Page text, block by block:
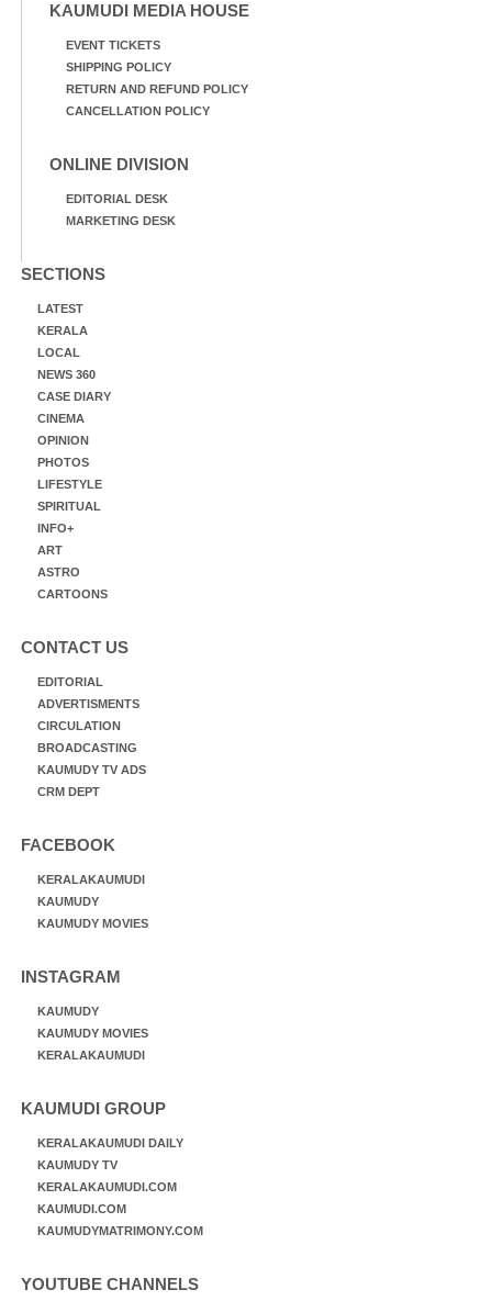
KAUMUDI MEDIA HOUSE
EVENT TICKETS
SHIPPING POLICY
RETURN AND REFUND POLICY
CANCELLATION POLICY
ONLINE DIVISION
EDITORIAL DESK
MARKETING DESK
SECTIONS
LATEST
KERALA
LOCAL
NEWS 360
CASE DIARY
CINEMA
OPINION
PHOTOS
LIFESTYLE
SPIRITUAL
INFO+
ART
ASTRO
CARTOONS
CONTACT US
EDITORIAL
ADVERTISMENTS
CIRCULATION
BROADCASTING
KAUMUDY TV ADS
CRM DEPT
FACEBOOK
KERALAKAUMUDI
KAUMUDY
KAUMUDY MOVIES
INSTAGRAM
KAUMUDY
KAUMUDY MOVIES
KERALAKAUMUDI
KAUMUDI GROUP
KERALAKAUMUDI DAILY
KAUMUDY TV
KERALAKAUMUDI.COM
KAUMUDI.COM
KAUMUDYMATRIMONY.COM
YOUTUBE CHANNELS